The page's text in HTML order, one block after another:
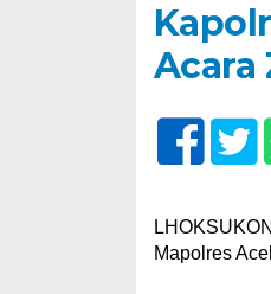
Acara
Mapolres